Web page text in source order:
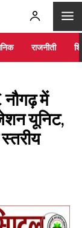
राजनीती
में
यूनिट,